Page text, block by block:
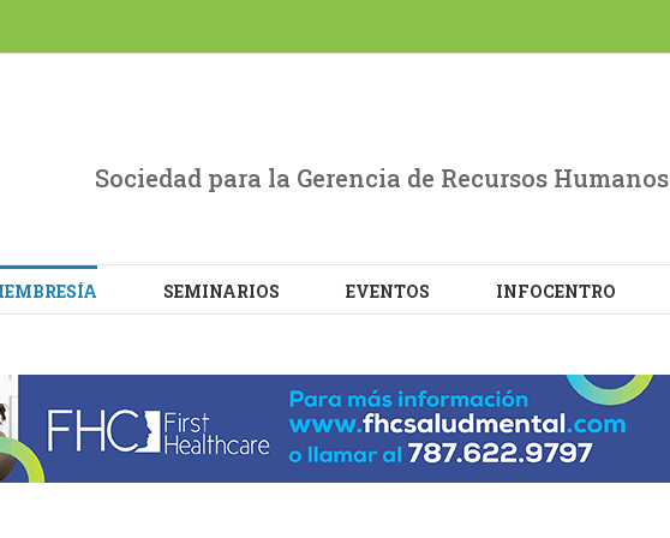
Sociedad para la Gerencia de Recursos Humanos
SEMINARIOS EVENTOS INFOCENTRO
experience by remembering your preferences and repeat
the cookies.